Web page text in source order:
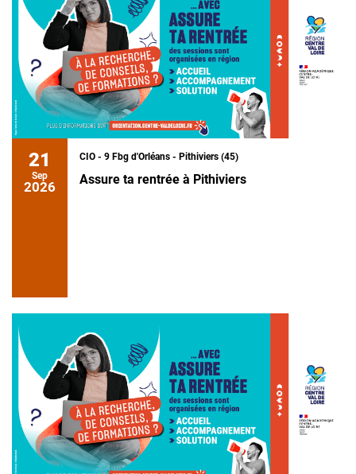
21
Sep
2026
CIO - 9 Fbg d'Orléans - Pithiviers (45)
Assure ta rentrée à Pithiviers